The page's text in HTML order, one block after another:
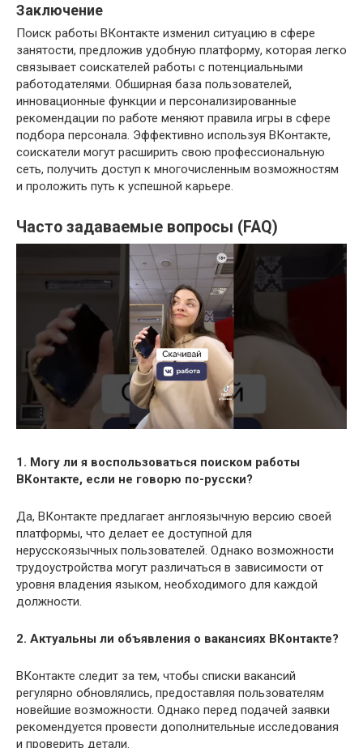
Заключение
Поиск работы ВКонтакте изменил ситуацию в сфере
занятости, предложив удобную платформу, которая легко
связывает соискателей работы с потенциальными
работодателями. Обширная база пользователей,
инновационные функции и персонализированные
рекомендации по работе меняют правила игры в сфере
подбора персонала. Эффективно используя ВКонтакте,
соискатели могут расширить свою профессиональную
сеть, получить доступ к многочисленным возможностям
и проложить путь к успешной карьере.
Часто задаваемые вопросы (FAQ)
1. Могу ли я воспользоваться поиском работы
ВКонтакте, если не говорю по-русски?
Да, ВКонтакте предлагает англоязычную версию своей
платформы, что делает ее доступной для
нерусскоязычных пользователей. Однако возможности
трудоустройства могут различаться в зависимости от
уровня владения языком, необходимого для каждой
должности.
2. Актуальны ли объявления о вакансиях ВКонтакте?
ВКонтакте следит за тем, чтобы списки вакансий
регулярно обновлялись, предоставляя пользователям
новейшие возможности. Однако перед подачей заявки
рекомендуется провести дополнительные исследования
и проверить детали.